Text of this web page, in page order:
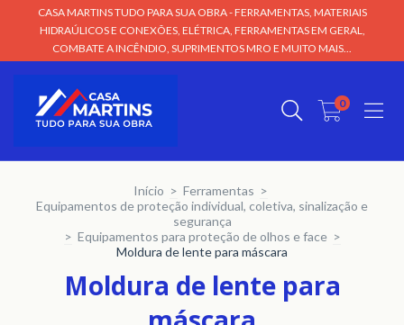
CASA MARTINS TUDO PARA SUA OBRA - FERRAMENTAS, MATERIAIS
HIDRAÚLICOS E CONEXÕES, ELÉTRICA, FERRAMENTAS EM GERAL,
COMBATE A INCÊNDIO, SUPRIMENTOS MRO E MUITO MAIS...
0
Início > Ferramentas >
Equipamentos de proteção individual, coletiva, sinalização e
segurança
> Equipamentos para proteção de olhos e face >
Moldura de lente para máscara
Moldura de lente para